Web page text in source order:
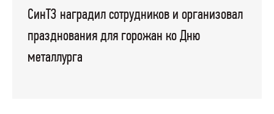
СинТЗ наградил сотрудников и организовал
празднования для горожан ко Дню
металлурга